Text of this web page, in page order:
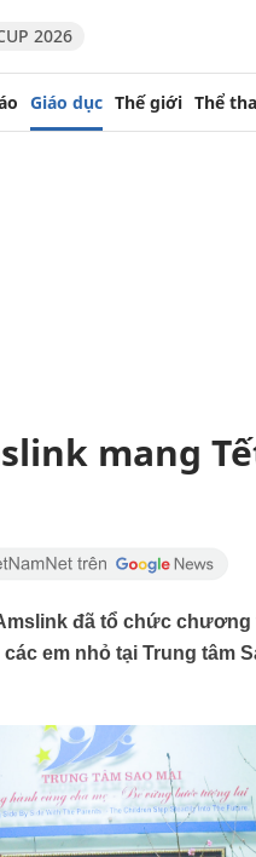
2026
Giáo dục Thế giới Thể
mang
đã tổ chức
em nhỏ tại Trung tâm